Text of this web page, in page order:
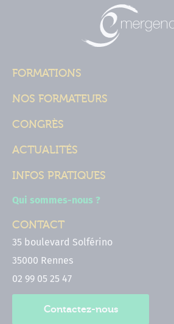
FORMATIONS
NOS FORMATEURS
CONGRÈS
ACTUALITÉS
INFOS PRATIQUES
Qui sommes-nous ?
CONTACT
35 boulevard Solférino
35000 Rennes
02 99 05 25 47
Contactez-nous